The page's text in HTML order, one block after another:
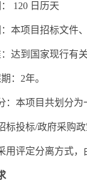
120 日历天
：本项目招标文件
：达到国家现行有
： 2年。
：本项目共划分为
标投标/政府采购政
用评定分离方式